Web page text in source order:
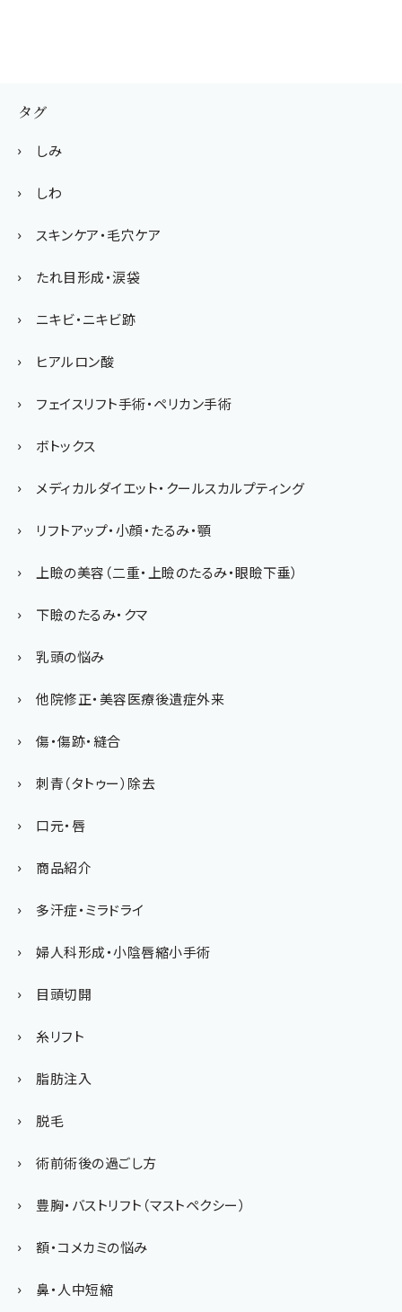
タグ
しみ
しわ
スキンケア・毛穴ケア
たれ目形成・涙袋
ニキビ・ニキビ跡
ヒアルロン酸
フェイスリフト手術・ペリカン手術
ボトックス
メディカルダイエット・クールスカルプティング
リフトアップ・小顔・たるみ・顎
上瞼の美容（二重・上瞼のたるみ・眼瞼下垂）
下瞼のたるみ・クマ
乳頭の悩み
他院修正・美容医療後遺症外来
傷・傷跡・縫合
刺青（タトゥー）除去
口元・唇
商品紹介
多汗症・ミラドライ
婦人科形成・小陰唇縮小手術
目頭切開
糸リフト
脂肪注入
脱毛
術前術後の過ごし方
豊胸・バストリフト（マストペクシー）
額・コメカミの悩み
鼻・人中短縮